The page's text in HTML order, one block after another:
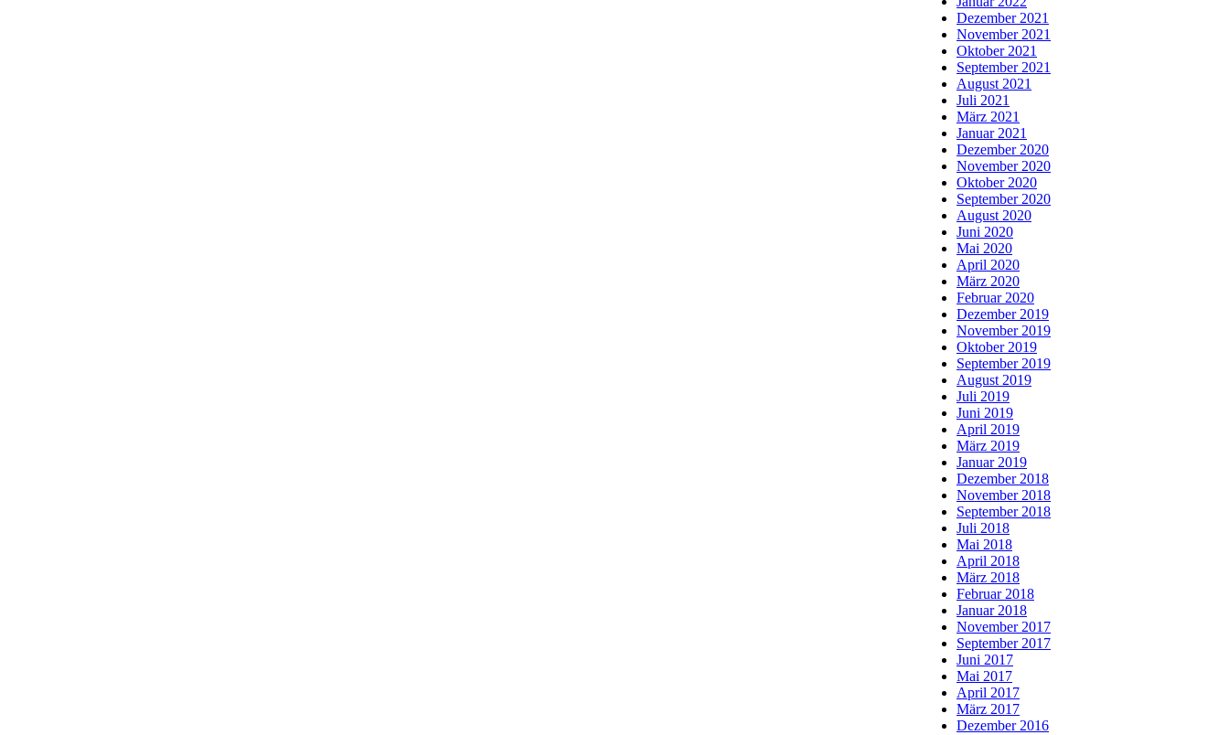
Dezember 2021
November 2021
Oktober 2021
September 2021
August 2021
Juli 2021
März 2021
Januar 2021
Dezember 2020
November 2020
Oktober 2020
September 2020
August 2020
Juni 2020
Mai 2020
April 2020
März 2020
Februar 2020
Dezember 2019
November 2019
Oktober 2019
September 2019
August 2019
Juli 2019
Juni 2019
April 2019
März 2019
Januar 2019
Dezember 2018
November 2018
September 2018
Juli 2018
Mai 2018
April 2018
März 2018
Februar 2018
Januar 2018
November 2017
September 2017
Juni 2017
Mai 2017
April 2017
März 2017
Dezember 2016